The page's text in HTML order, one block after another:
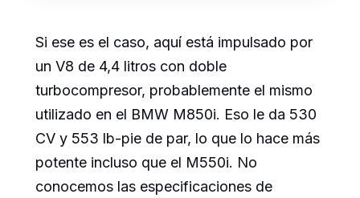
Si ese es el caso, aquí está impulsado por
un V8 de 4,4 litros con doble
turbocompresor, probablemente el mismo
utilizado en el BMW M850i. Eso le da 530
CV y 553 lb-pie de par, lo que lo hace más
potente incluso que el M550i. No
conocemos las especificaciones de